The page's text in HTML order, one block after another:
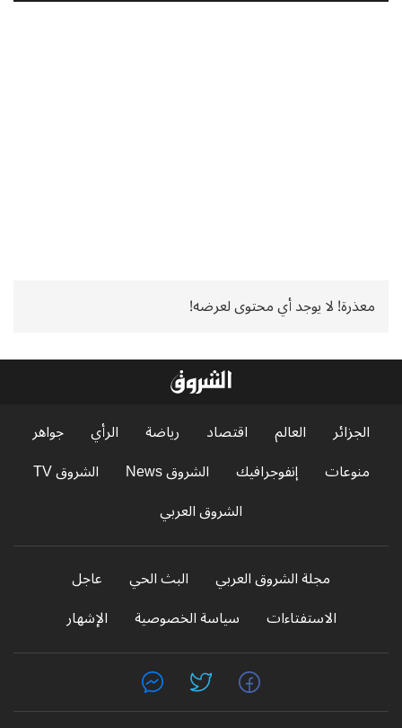
معذرة! لا يوجد أي محتوى لعرضه!
الجزائر العالم اقتصاد رياضة الرأي
جواهر
منوعات
إنفوجرافيك الشروق News
الشروق TV
الشروق العربي
مجلة الشروق العربي البث الحي
عاجل
الاستفتاءات
سياسة الخصوصية الإشهار